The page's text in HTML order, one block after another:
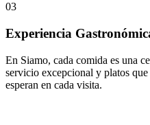
03
Experiencia
En Siamo, cada comida es una
servicio excepcional y platos
esperan en cada visita.